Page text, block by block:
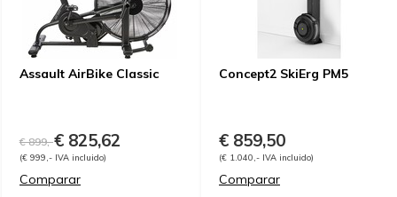
Assault AirBike Classic
€ 899,-€ 825,62
(€ 999,- IVA incluido)
Comparar
Concept2 SkiErg PM5
€ 859,50
(€ 1.040,- IVA incluido)
Comparar